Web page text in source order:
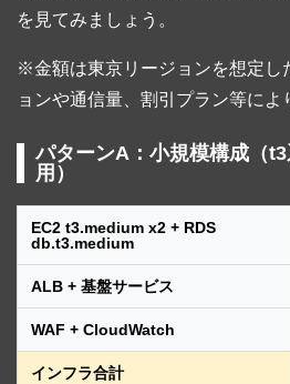
を見てみましょう。
※金額は東京リージョンを想定し
ョンや通信量、割引プラン等によ
パターンA：小規模構成（
用）
EC2 t3.medium x2 + RDS
db.t3.medium
ALB + 基盤サービス
WAF + CloudWatch
インフラ合計